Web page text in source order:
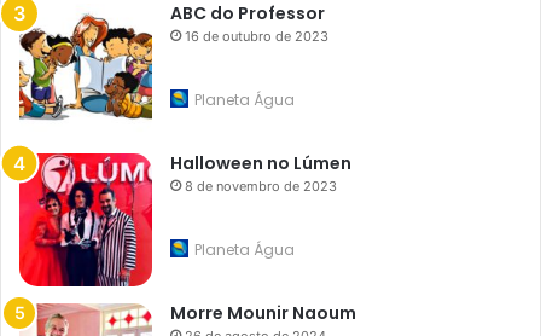
ABC do Professor
16 de outubro de 2023
Planeta Água
Halloween no Lúmen
8 de novembro de 2023
Planeta Água
Morre Mounir Naoum